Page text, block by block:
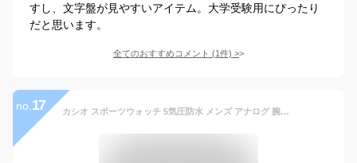
すし、文字盤が見やすいアイテム。大学受験用にぴったり
だと思います。
全てのおすすめコメント (1件) >
no. 17 カシオ スポーツウォッチ 5気圧防水 メンズ アナログ 腕時計 文字盤 見やすい ホワイト 白 アラビア数字 (SD19JU04BKWH) おしゃれな ブラック 黒 ランニングウォッチ カシオ CASIO MENS ANALOG マラソン ランニング 時計 アウトドアウォッチ